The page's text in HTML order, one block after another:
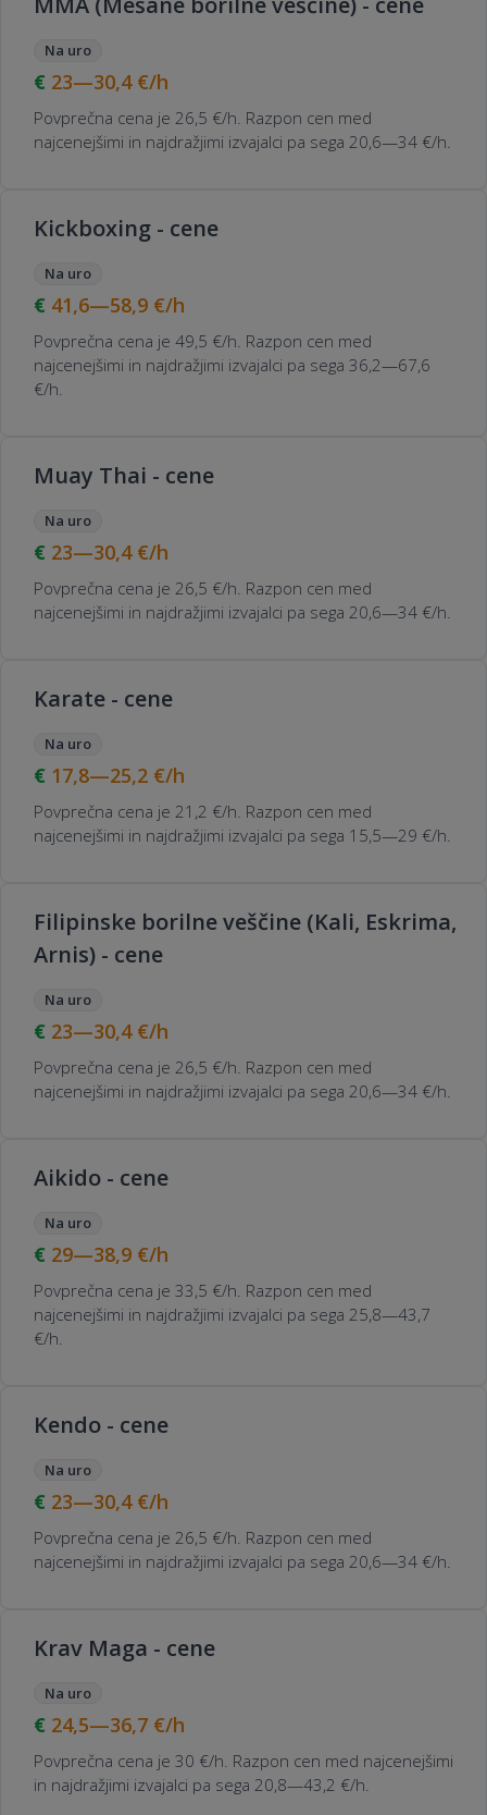
Na uro
23—30,4 €/h
Povprečna cena je 26,5 €/h. Razpon cen med
najcenejšimi in najdražjimi izvajalci pa sega 20,6—34 €/h.
Kickboxing - cene
Na uro
41,6—58,9 €/h
Povprečna cena je 49,5 €/h. Razpon cen med
najcenejšimi in najdražjimi izvajalci pa sega 36,2—67,6
€/h.
Muay Thai - cene
Na uro
23—30,4 €/h
Povprečna cena je 26,5 €/h. Razpon cen med
najcenejšimi in najdražjimi izvajalci pa sega 20,6—34 €/h.
Karate - cene
Na uro
17,8—25,2 €/h
Povprečna cena je 21,2 €/h. Razpon cen med
najcenejšimi in najdražjimi izvajalci pa sega 15,5—29 €/h.
Filipinske borilne veščine (Kali, Eskrima,
Arnis) - cene
Na uro
23—30,4 €/h
Povprečna cena je 26,5 €/h. Razpon cen med
najcenejšimi in najdražjimi izvajalci pa sega 20,6—34 €/h.
Aikido - cene
Na uro
29—38,9 €/h
Povprečna cena je 33,5 €/h. Razpon cen med
najcenejšimi in najdražjimi izvajalci pa sega 25,8—43,7
€/h.
Kendo - cene
Na uro
23—30,4 €/h
Povprečna cena je 26,5 €/h. Razpon cen med
najcenejšimi in najdražjimi izvajalci pa sega 20,6—34 €/h.
Krav Maga - cene
Na uro
24,5—36,7 €/h
Povprečna cena je 30 €/h. Razpon cen med najcenejšimi
in najdražjimi izvajalci pa sega 20,8—43,2 €/h.